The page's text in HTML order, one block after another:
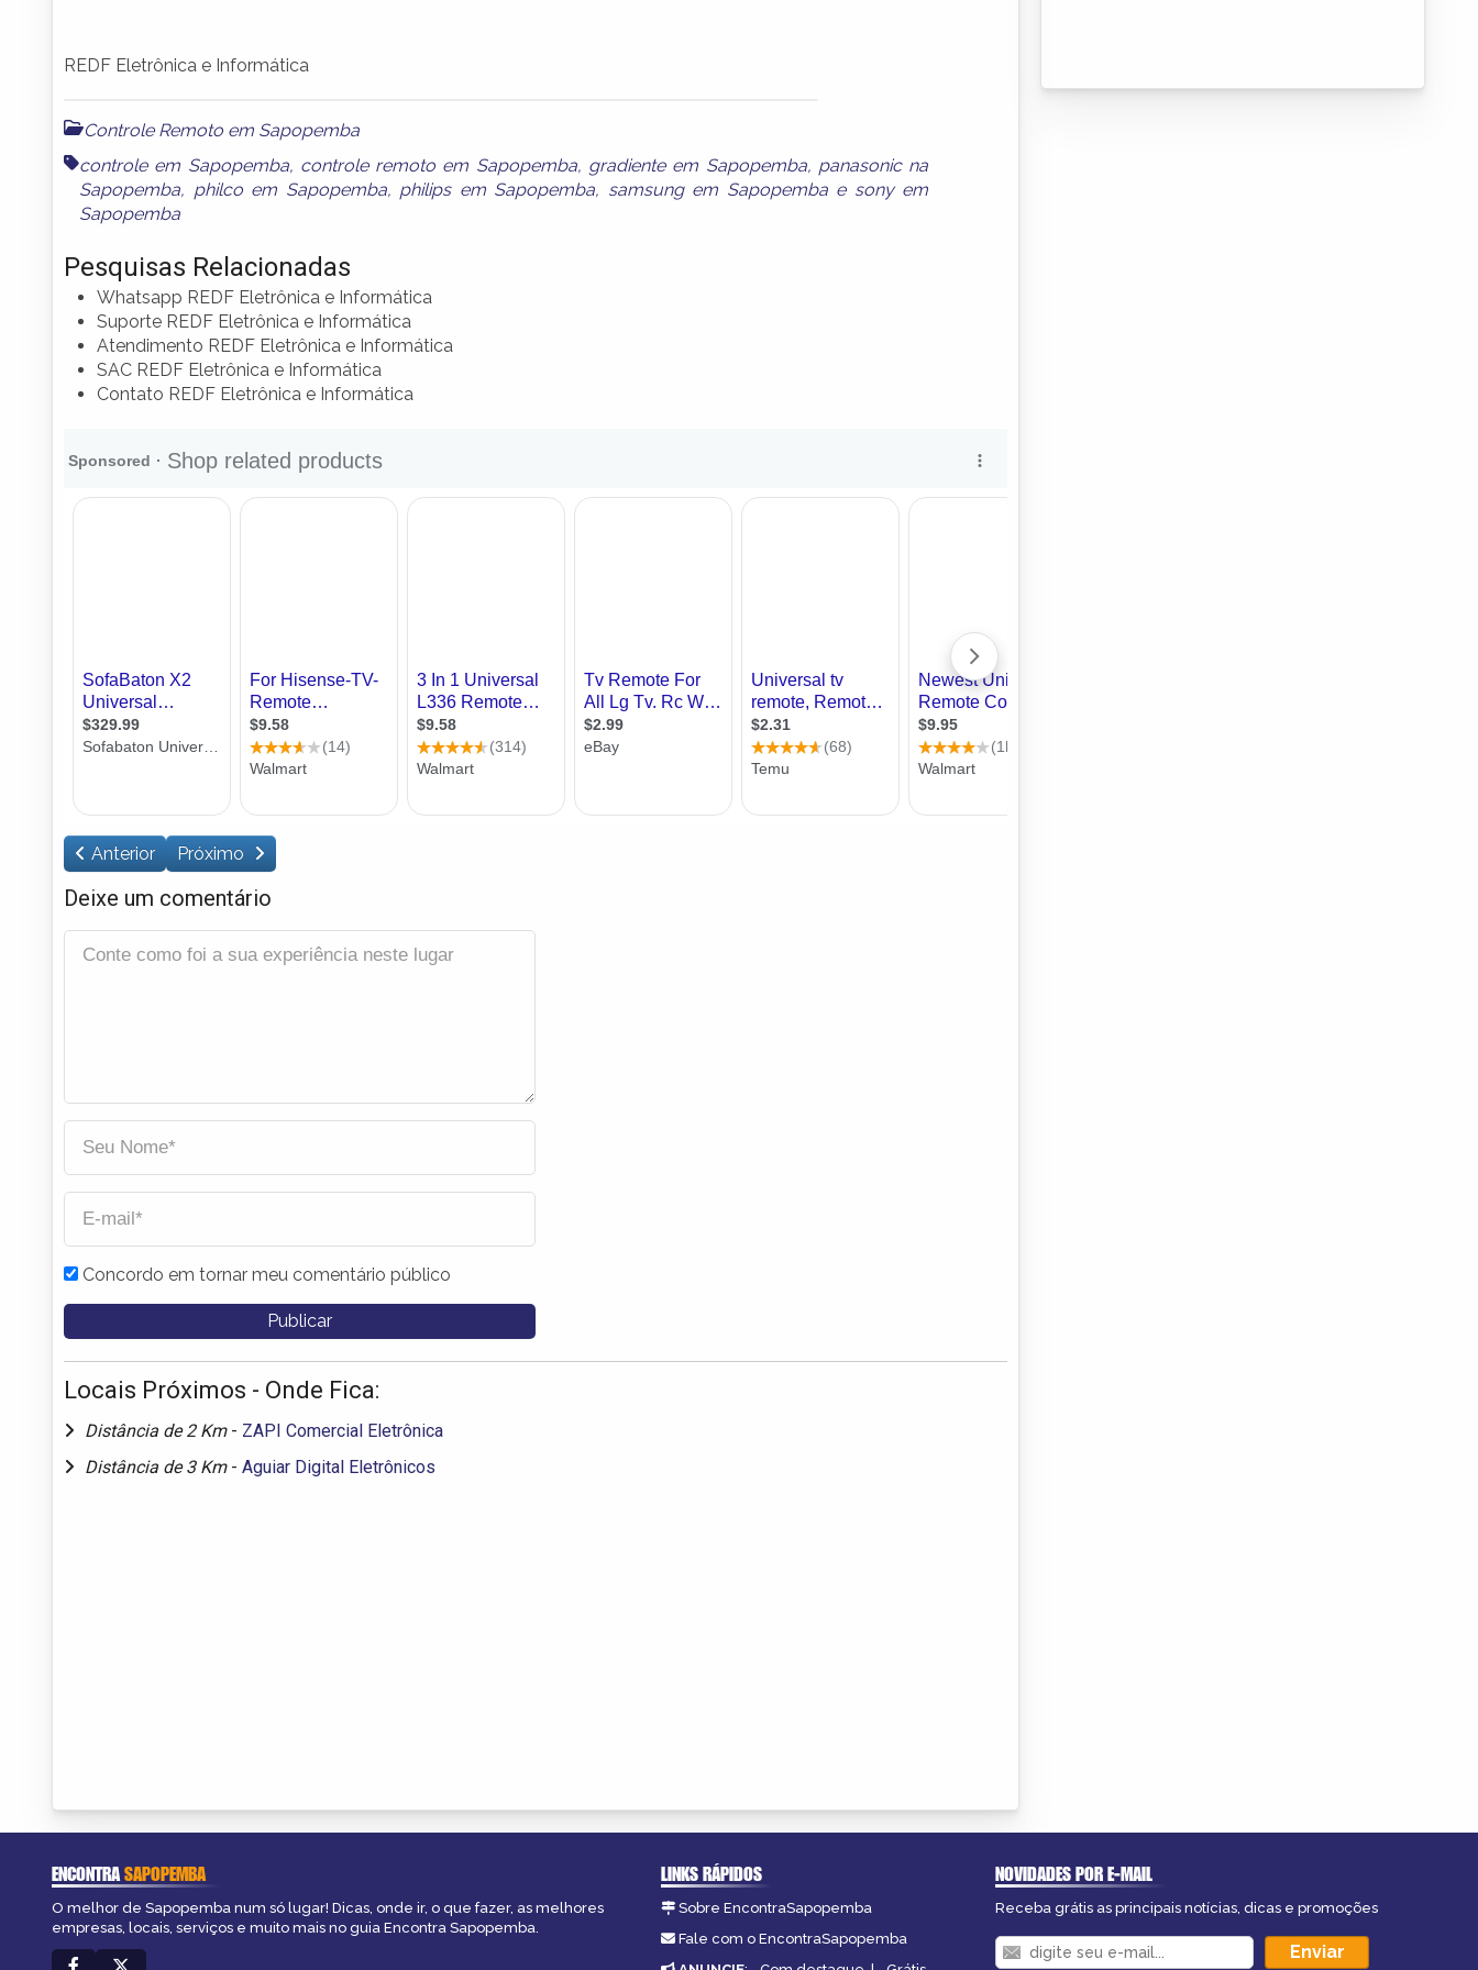
REDF Eletrônica e Informática
Controle Remoto em Sapopemba
controle em Sapopemba, controle remoto em Sapopemba, gradiente em Sapopemba, panasonic na
Sapopemba, philco em Sapopemba, philips em Sapopemba, samsung em Sapopembae sony em
Sapopemba
Pesquisas Relacionadas
Whatsapp REDF Eletrônica e Informática
Suporte REDF Eletrônica e Informática
Atendimento REDF Eletrônica e Informática
SAC REDF Eletrônica e Informática
Contato REDF Eletrônica e Informática
Anterior Próximo
Deixe um comentário
Concordo em tornar meu comentário público
Locais Próximos - Onde Fica:
Distância de 2 Km - ZAPI Comercial Eletrônica
Distância de 3 Km - Aguiar Digital Eletrônicos
ENCONTRASAPOPEMBA
O melhor de Sapopemba num só lugar! Dicas, onde ir, o que fazer, as melhores
empresas, locais, serviços e muito mais no guia Encontra Sapopemba.
LINKS RÁPIDOS
Sobre EncontraSapopemba
Fale com o EncontraSapopemba
NOVIDADES POR E-MAIL
Receba grátis as principais notícias, dicas e promoções